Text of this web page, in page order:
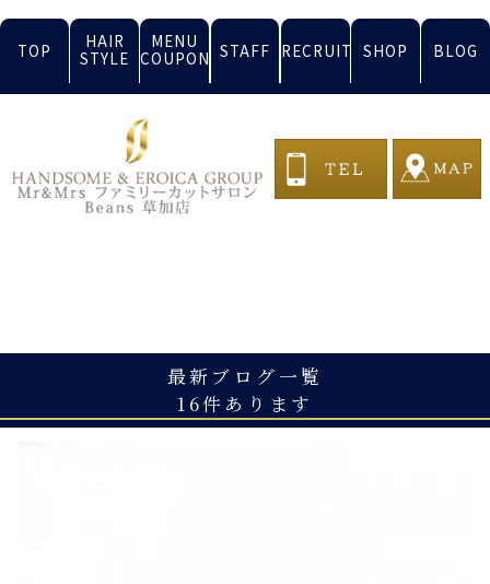
TOP
HAIR
STYLE
MENU
COUPON STAFF RECRUIT SHOP BLOG
最新ブログ一覧
16件あります